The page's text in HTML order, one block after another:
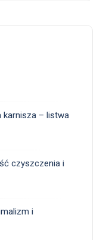
karnisza – listwa
czyszczenia i
i